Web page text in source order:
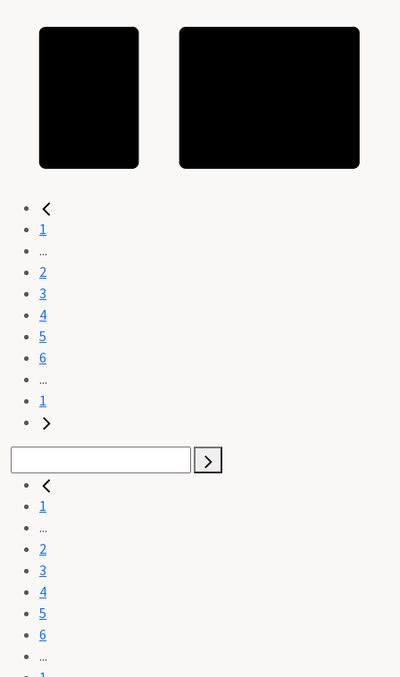
1
...
2
3
4
5
6
...
1
1
...
2
3
4
5
6
...